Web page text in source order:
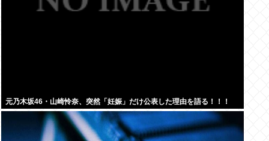
元乃木坂46・山崎怜奈、突然「妊娠」だけ公表した理由を語る！！！